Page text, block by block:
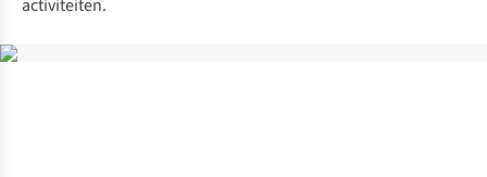
activiteiten.